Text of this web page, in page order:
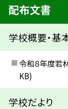
配布文書
学校概要・基
令和８年度若
KB)
学校だより